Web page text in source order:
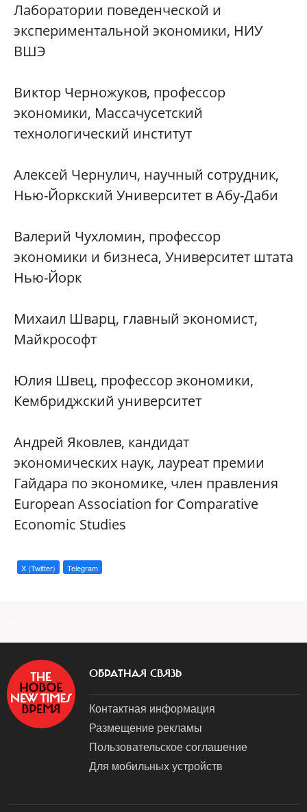
Лаборатории поведенческой и
экспериментальной экономики, НИУ
ВШЭ
Виктор Черножуков, профессор
экономики, Массачусетский
технологический институт
Алексей Чернулич, научный сотрудник,
Нью-Йоркский Университет в Абу-Даби
Валерий Чухломин, профессор
экономики и бизнеса, Университет штата
Нью-Йорк
Михаил Шварц, главный экономист,
Майкрософт
Юлия Швец, профессор экономики,
Кембриджский университет
Андрей Яковлев, кандидат
экономических наук, лауреат премии
Гайдара по экономике, член правления
European Association for Comparative
Economic Studies
X (Twitter) Telegram
ОБРАТНАЯ СВЯЗЬ
Контактная информация
Размещение рекламы
Пользовательское соглашение
Для мобильных устройств